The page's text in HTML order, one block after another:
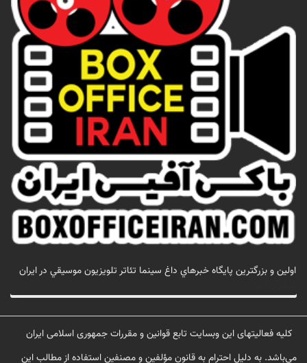
اولين و بزرگترين پايگاه خبرهاي داغ سينما تئاتر تلويزيون موسيقي در ايران
کلیه فعالیتهای این وبسایت تابع قوانین و مقررات جمهوری اسلامی ایران
می‌باشد. به دلیل احترام به قانون مؤلفین و مصنفین استفاده از مطالب این